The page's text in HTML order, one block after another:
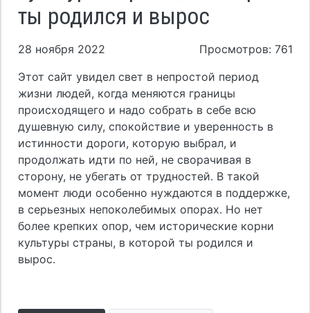
ты родился и вырос
28 ноября 2022
Просмотров: 761
Этот сайт увидел свет в непростой период
жизни людей, когда меняются границы
происходящего и надо собрать в себе всю
душевную силу, спокойствие и уверенность в
истинности дороги, которую выбрал, и
продолжать идти по ней, не сворачивая в
сторону, не убегать от трудностей. В такой
момент люди особенно нуждаются в поддержке,
в серьезных непоколебимых опорах. Но нет
более крепких опор, чем исторические корни
культуры страны, в которой ты родился и
вырос.